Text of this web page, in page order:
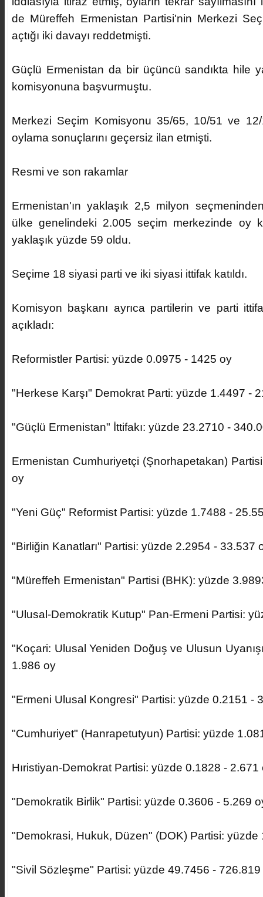
de Müreffeh Ermenistan Partisi'nin Merkezi
açtığı iki davayı reddetmişti.
Güçlü Ermenistan da bir üçüncü sandıkta hile
komisyonuna başvurmuştu.
Merkezi Seçim Komisyonu 35/65, 10/51 ve 12/
oylama sonuçlarını geçersiz ilan etmişti.
Resmi ve son rakamlar
Ermenistan'ın yaklaşık 2,5 milyon
ülke genelindeki 2.005 seçim merkezinde oy
yaklaşık yüzde 59 oldu.
Seçime 18 siyasi parti ve iki siyasi ittifak katıldı.
Komisyon başkanı ayrıca partilerin ve parti
açıkladı:
Reformistler Partisi: yüzde 0.0975 - 1425 oy
"Herkese Karşı" Demokrat Parti: yüzde 1.4497 -
"Güçlü Ermenistan" İttifakı: yüzde 23.2710 -
Ermenistan Cumhuriyetçi (Şnorhapetakan)
oy
"Yeni Güç" Reformist Partisi: yüzde 1.7488 -
"Birliğin Kanatları" Partisi: yüzde 2.2954 - 33.537
"Müreffeh Ermenistan" Partisi (BHK): yüzde
"Ulusal-Demokratik Kutup" Pan-Ermeni Partisi:
"Koçari: Ulusal Yeniden Doğuş ve Ulusun
1.986 oy
"Ermeni Ulusal Kongresi" Partisi: yüzde 0.2151 -
"Cumhuriyet" (Hanrapetutyun) Partisi: yüzde
Hıristiyan-Demokrat Partisi: yüzde 0.1828 - 2.671
"Demokratik Birlik" Partisi: yüzde 0.3606 - 5.269
"Demokrasi, Hukuk, Düzen" (DOK) Partisi: yüzde
"Sivil Sözleşme" Partisi: yüzde 49.7456 -